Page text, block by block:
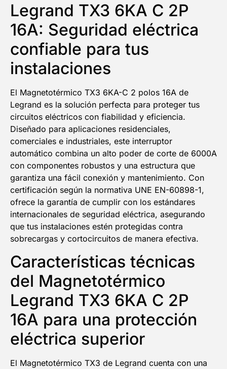
Legrand TX3 6KA C 2P
16A: Seguridad eléctrica
confiable para tus
instalaciones
El Magnetotérmico TX3 6KA-C 2 polos 16A de
Legrand es la solución perfecta para proteger tus
circuitos eléctricos con fiabilidad y eficiencia.
Diseñado para aplicaciones residenciales,
comerciales e industriales, este interruptor
automático combina un alto poder de corte de 6000A
con componentes robustos y una estructura que
garantiza una fácil conexión y mantenimiento. Con
certificación según la normativa UNE EN-60898-1,
ofrece la garantía de cumplir con los estándares
internacionales de seguridad eléctrica, asegurando
que tus instalaciones estén protegidas contra
sobrecargas y cortocircuitos de manera efectiva.
Características técnicas
del Magnetotérmico
Legrand TX3 6KA C 2P
16A para una protección
eléctrica superior
El Magnetotérmico TX3 de Legrand cuenta con una